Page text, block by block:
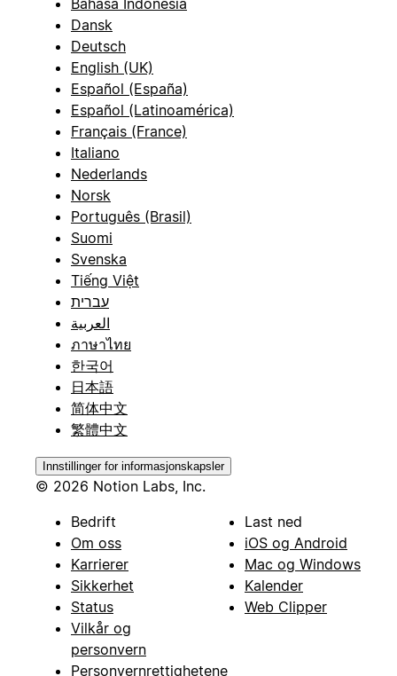
Dansk
Deutsch
English (UK)
Español (España)
Español (Latinoamérica)
Français (France)
Italiano
Nederlands
Norsk
Português (Brasil)
Suomi
Svenska
Tiếng Việt
עברית
العربية
ภาษาไทย
한국어
日本語
简体中文
繁體中文
Innstillinger for informasjonskapsler
© 2026 Notion Labs, Inc.
Bedrift
Om oss
Karrierer
Sikkerhet
Status
Vilkår og
personvern
Personvernrettighetene
Last ned
iOS og Android
Mac og Windows
Kalender
Web Clipper